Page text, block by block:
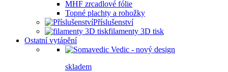
MHF zrcadlové fólie
Topné plachty a rohožky
Příslušenství
filamenty 3D tisk
Ostatní vytápění
skladem